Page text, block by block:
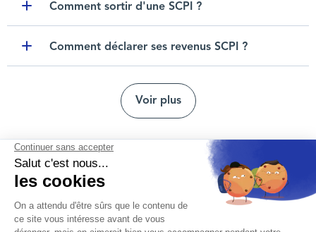
Comment sortir d'une SCPI ?
Comment déclarer ses revenus SCPI ?
Voir plus
Protection des données personnelles